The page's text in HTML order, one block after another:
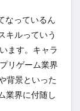
なっているん
キルっていう
ます。キャラ
リゲーム業界
背景といった
業界に付随し